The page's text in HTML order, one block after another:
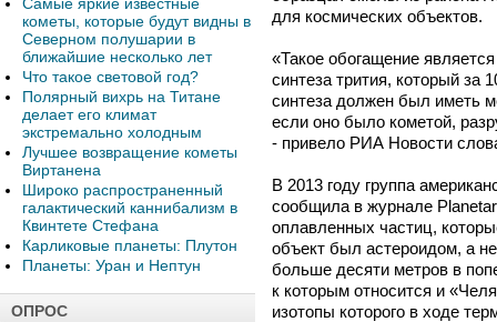
кометы, которые будут видны в
Северном полушарии в
ближайшие несколько лет
Что такое световой год?
Полярный вихрь на Титане
делает его климат
экстремально холодным
Лучшее возвращение кометы
Виртанена
Широко распространенный
галактический каннибализм в
Квинтете Стефана
Карликовые планеты: Плутон
Планеты: Уран и Нептун
ОПРОС
для космических объектов.
«Такое обогащение
синтеза трития, который за
синтеза должен был иметь
если оно было кометой,
- привело РИА Новости
В 2013 году группа
сообщила в журнале
оплавленных частиц,
объект был астероидом, а
больше десяти метров в
к которым относится и
изотопы которого в ходе